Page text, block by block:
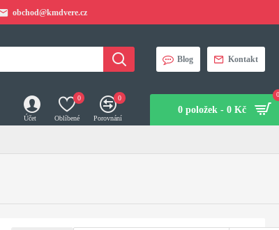
obchod@kmdvere.cz
Blog Kontakt
Účet Oblíbené
0
Porovnání
0
0 položek - 0 Kč